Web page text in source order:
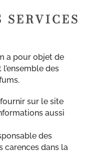
SERVICES
a pour objet de
des
sur le site
aussi
des
carences dans la